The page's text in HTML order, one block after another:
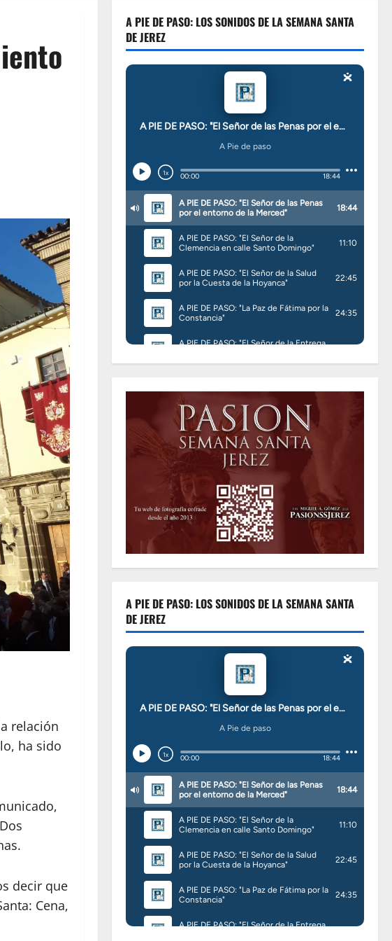
relación
ha sido
decir que
Cena,
A PIE DE PASO: LOS SONIDOS DE LA SEMANA SANTA
DE JEREZ
A PIE DE PASO: LOS SONIDOS DE LA SEMANA SANTA
DE JEREZ